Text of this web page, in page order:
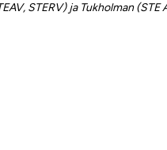
STERV) ja Tukholman (STE